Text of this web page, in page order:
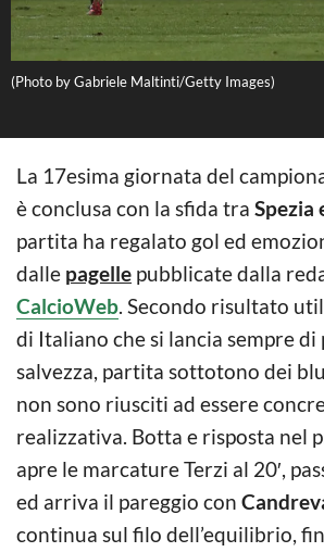
(Photo by Gabriele Maltinti/Getty Images)
La 17esima giornata del
è conclusa con la sfida tra Spezia
partita ha regalato gol ed
dalle pagelle pubblicate dalla
CalcioWeb. Secondo risultato
di Italiano che si lancia sempre di
salvezza, partita sottotono dei
non sono riusciti ad essere
realizzativa. Botta e risposta nel
apre le marcature Terzi al 20′,
ed arriva il pareggio con
continua sul filo dell’equilibrio,